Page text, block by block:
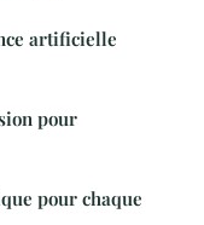
artificielle
pour
pour chaque